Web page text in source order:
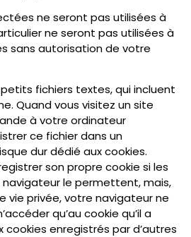
ne seront pas utilisées à
ne seront pas utilisées à
sans autorisation de votre
fichiers textes, qui incluent
Quand vous visitez un site
à votre ordinateur
ce fichier dans un
dur dédié aux cookies.
son propre cookie si les
le permettent, mais,
vie privée, votre navigateur ne
qu’au cookie qu’il a
enregistrés par d’autres